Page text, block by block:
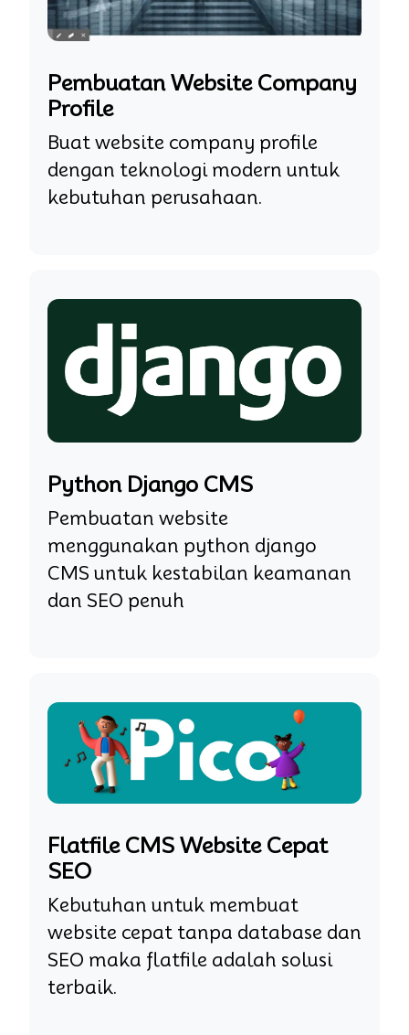
Pembuatan Website Company
Profile
Buat website company profile
dengan teknologi modern untuk
kebutuhan perusahaan.
Python Django CMS
Pembuatan website
menggunakan python django
CMS untuk kestabilan keamanan
dan SEO penuh
Flatfile CMS Website Cepat
SEO
Kebutuhan untuk membuat
website cepat tanpa database dan
SEO maka flatfile adalah solusi
terbaik.